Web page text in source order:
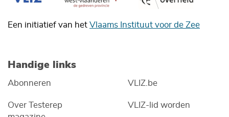
Een initiatief van het Vlaams Instituut voor de Zee
Handige links
Abonneren
Over Testerep
VLIZ.be
VLIZ-lid worden